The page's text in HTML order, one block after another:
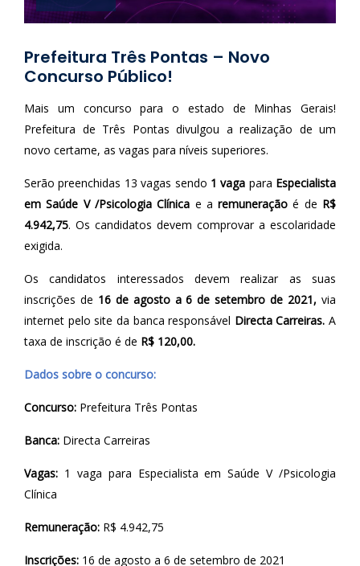
Prefeitura Três Pontas – Novo
Concurso Público!
Mais um concurso para o estado de Minhas Gerais!
Prefeitura de Três Pontas divulgou a realização de um
novo certame, as vagas para níveis superiores.
Serão preenchidas 13 vagas sendo 1 vaga para Especialista
em Saúde V /Psicologia Clínica e a remuneraçãoé de R$
4.942,75. Os candidatos devem comprovar a escolaridade
exigida.
Os candidatos interessados devem realizar as suas
inscrições de 16 de agosto a 6 de setembro de 2021,via
internet pelo site da banca responsável Directa Carreiras. A
taxa de inscrição é de R$ 120,00.
Dados sobre o concurso:
Concurso: Prefeitura Três Pontas
Banca: Directa Carreiras
Vagas: 1 vaga para Especialista em Saúde V /Psicologia
Clínica
Remuneração: R$ 4.942,75
Inscrições: 16 de agosto a 6 de setembro de 2021